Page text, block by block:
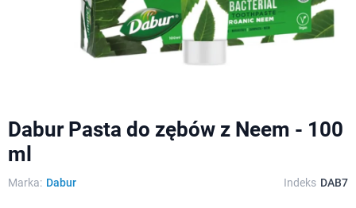
Dabur Pasta do zębów z Neem - 100
ml
Marka: Dabur Indeks DAB7